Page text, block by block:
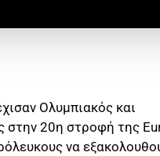
Ολυμπιακός και
στην 20η στροφή της
να